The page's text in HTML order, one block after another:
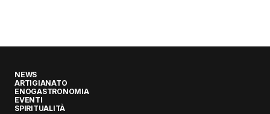
NEWS
ARTIGIANATO
ENOGASTRONOMIA
EVENTI
SPIRITUALITÀ